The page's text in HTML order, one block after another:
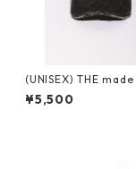
(UNISEX) THE
ダメージキャップ
¥5,500